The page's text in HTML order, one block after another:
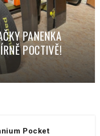
PANENKA
POCTIVĚ!
Pocket